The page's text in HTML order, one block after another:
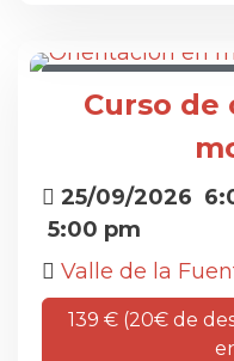
Curso de
25/09/2026
5:00 pm
Valle de la
139 € (20€ de